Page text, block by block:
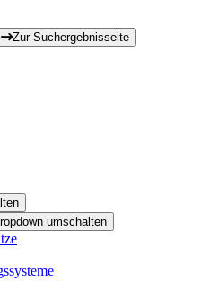
Zur Suchergebnisseite
umschalten